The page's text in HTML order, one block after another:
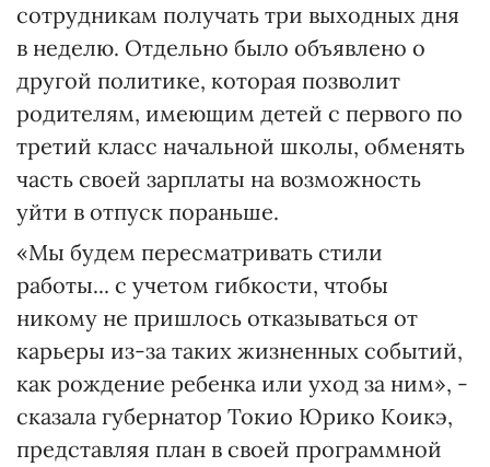
сотрудникам получать три выходных дня
в неделю. Отдельно было объявлено о
другой политике, которая позволит
родителям, имеющим детей с первого по
третий класс начальной школы, обменять
часть своей зарплаты на возможность
уйти в отпуск пораньше.
«Мы будем пересматривать стили
работы... с учетом гибкости, чтобы
никому не пришлось отказываться от
карьеры из-за таких жизненных событий,
как рождение ребенка или уход за ним», -
сказала губернатор Токио Юрико Коикэ,
представляя план в своей программной